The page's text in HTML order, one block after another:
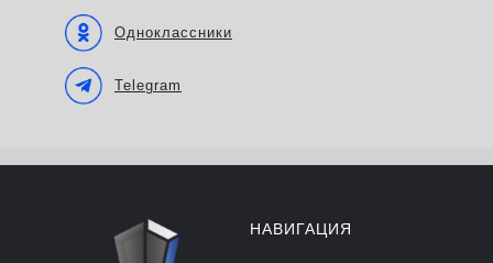
Telegram
Одноклассники
НАВИГАЦИЯ